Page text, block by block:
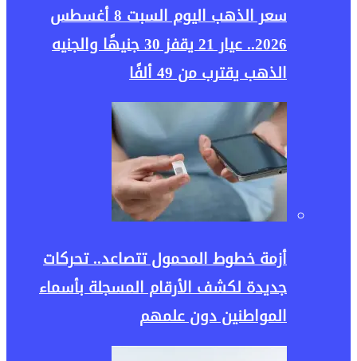
سعر الذهب اليوم السبت 8 أغسطس
2026.. عيار 21 يقفز 30 جنيهًا والجنيه
الذهب يقترب من 49 ألفًا
أزمة خطوط المحمول تتصاعد.. تحركات
جديدة لكشف الأرقام المسجلة بأسماء
المواطنين دون علمهم